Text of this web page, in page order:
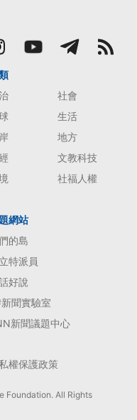
社會
生活
地方
文教科技
社福人權
網站
的島
特派員
好說
聞實驗室
新聞議題中心
權保護政策
Foundation. All Rights